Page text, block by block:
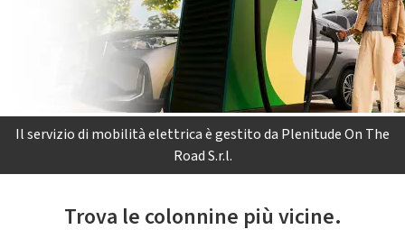
Il servizio di mobilità elettrica è gestito da Plenitude On The
Road S.r.l.
Trova le colonnine più vicine.